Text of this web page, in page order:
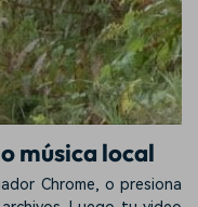
música local
Chrome, o presiona